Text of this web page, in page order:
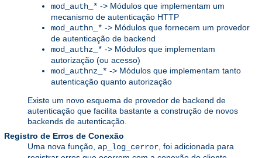
mod_auth_* -> Módulos que implementam um
mecanismo de autenticação HTTP
mod_authn_* -> Módulos que fornecem um provedor
de autenticação de backend
mod_authz_* -> Módulos que implementam
autorização (ou acesso)
mod_authnz_* -> Módulos que implementam tanto
autenticação quanto autorização
Existe um novo esquema de provedor de backend de
autenticação que facilita bastante a construção de novos
backends de autenticação.
Registro de Erros de Conexão
Uma nova função, ap_log_cerror , foi adicionada para